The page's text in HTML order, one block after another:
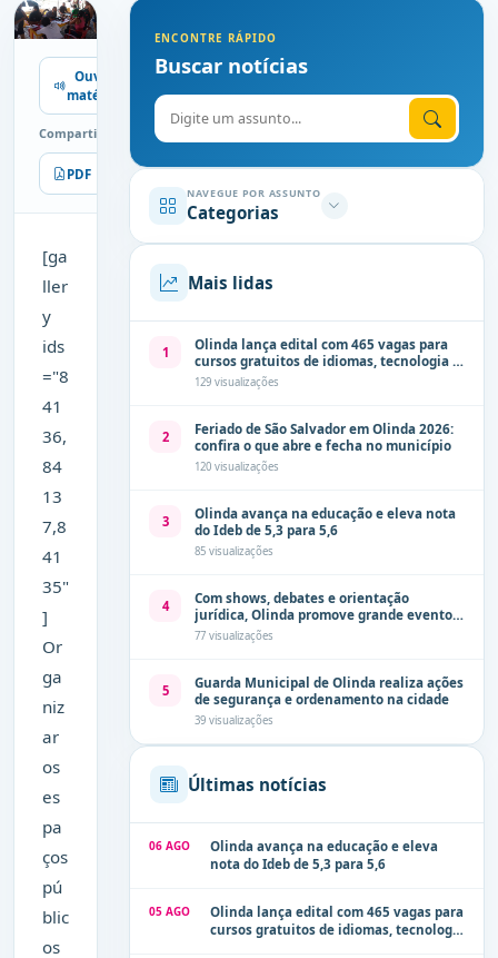
Ouvir
matéria
Compartilhe
PDF Imprimir
[ga
ller
y
ids
="8
41
36,
84
13
7,8
41
35"
]
Or
ga
niz
ar
os
es
pa
ços
pú
blic
os
ENCONTRE RÁPIDO
Buscar notícias
Digite o assunto
NAVEGUE POR ASSUNTO
Categorias
Mais lidas
1
Olinda lança edital com 465 vagas para
cursos gratuitos de idiomas, tecnologia e
comunicação
129 visualizações
2
Feriado de São Salvador em Olinda 2026:
confira o que abre e fecha no município
120 visualizações
3
Olinda avança na educação e eleva nota
do Ideb de 5,3 para 5,6
85 visualizações
4
Com shows, debates e orientação
jurídica, Olinda promove grande evento
de combate à violência contra a mulher
neste sábado (8)
77 visualizações
5
Guarda Municipal de Olinda realiza ações
de segurança e ordenamento na cidade
39 visualizações
Últimas notícias
06 AGO
Olinda avança na educação e eleva
nota do Ideb de 5,3 para 5,6
05 AGO
Olinda lança edital com 465 vagas para
cursos gratuitos de idiomas, tecnologia